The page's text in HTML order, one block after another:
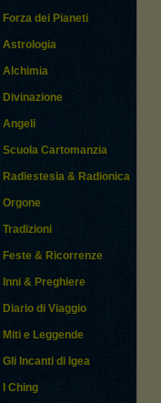
Forza dei Pianeti
Astrologia
Alchimia
Divinazione
Angeli
Scuola Cartomanzia
Radiestesia & Radionica
Orgone
Tradizioni
Feste & Ricorrenze
Inni & Preghiere
Diario di Viaggio
Miti e Leggende
Gli Incanti di Igea
I Ching